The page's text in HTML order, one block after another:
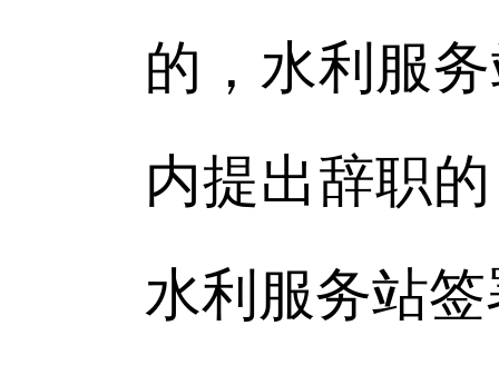
的，水利服
内提出辞职
水利服务站